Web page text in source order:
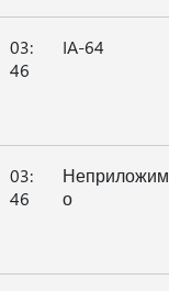
03:
46
IA-64
03:
46
Неприложим
о